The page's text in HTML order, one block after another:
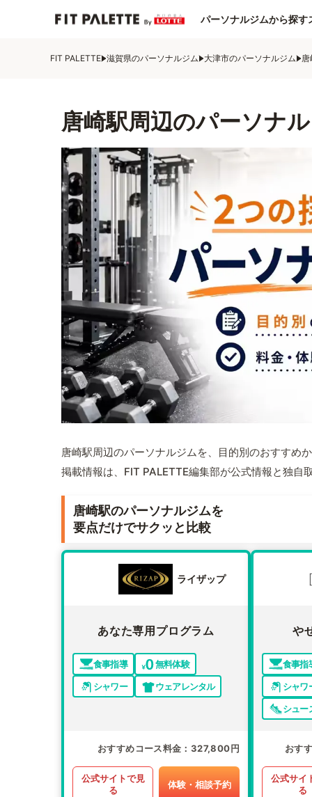
パーソナルジムから探す
FIT PALETTE 滋賀県のパーソナルジム 大津市のパーソナルジム
唐崎駅周辺のパーソナ
唐崎駅周辺のパーソナルジムを、目的別のおすすめ
掲載情報は、FIT PALETTE編集部が公式情報と独自
唐崎駅のパーソナルジムを
要点だけでサクッと比較
ライザップ
あなた専用プログラム
食事指導
無料体験
シャワー
ウェアレンタル
おすすめコース料金 327,800円
公式サイトで見
る
体験・相談予約
や
食事指
シャワ
シュー
おす
公式サイ
る